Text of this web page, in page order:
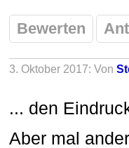
Bewerten
3. Oktober 2017: Von
... den
Aber mal